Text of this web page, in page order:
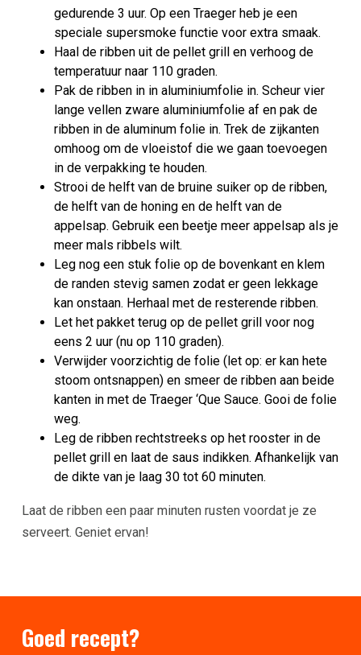
gedurende 3 uur. Op een Traeger heb je een
speciale supersmoke functie voor extra smaak.
Haal de ribben uit de pellet grill en verhoog de
temperatuur naar 110 graden.
Pak de ribben in in aluminiumfolie in. Scheur vier
lange vellen zware aluminiumfolie af en pak de
ribben in de aluminum folie in. Trek de zijkanten
omhoog om de vloeistof die we gaan toevoegen
in de verpakking te houden.
Strooi de helft van de bruine suiker op de ribben,
de helft van de honing en de helft van de
appelsap. Gebruik een beetje meer appelsap als je
meer mals ribbels wilt.
Leg nog een stuk folie op de bovenkant en klem
de randen stevig samen zodat er geen lekkage
kan onstaan. Herhaal met de resterende ribben.
Let het pakket terug op de pellet grill voor nog
eens 2 uur (nu op 110 graden).
Verwijder voorzichtig de folie (let op: er kan hete
stoom ontsnappen) en smeer de ribben aan beide
kanten in met de Traeger ‘Que Sauce. Gooi de folie
weg.
Leg de ribben rechtstreeks op het rooster in de
pellet grill en laat de saus indikken. Afhankelijk van
de dikte van je laag 30 tot 60 minuten.
Laat de ribben een paar minuten rusten voordat je ze
serveert. Geniet ervan!
Goed recept?